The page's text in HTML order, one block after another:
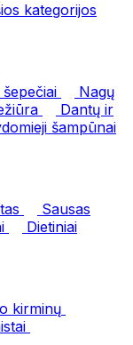
kategorijos
Nagų
Dantų ir
šampūnai
Sausas
Dietiniai
kirminų